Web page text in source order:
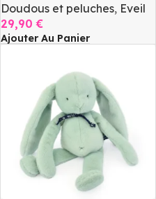
Doudous et peluches, Eveil
29,90€
Ajouter Au Panier